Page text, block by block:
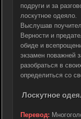
подруги и за
лоскутное одеяло.
Выслушав
Верности и
обиде и
экзамен поважней
разобраться в
определиться со
Лоскутное
Перевод: